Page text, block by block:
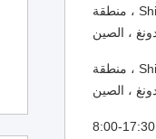
105، Bldg 6, 102 Nanlu ، قرية Yongshan ، مدينة Shiqi ، منطقة
105، Bldg 6, 102 Nanlu ، قرية Yongshan ، مدينة Shiqi ، منطقة
8:00-17:30